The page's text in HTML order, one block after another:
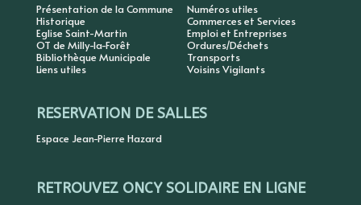
Présentation de la Commune
Historique
Eglise Saint-Martin
OT de Milly-la-Forêt
Bibliothèque Municipale
Liens utiles
Numéros utiles
Commerces et Services
Emploi et Entreprises
Ordures/Déchets
Transports
Voisins Vigilants
RESERVATION DE SALLES
Espace Jean-Pierre Hazard
RETROUVEZ ONCY SOLIDAIRE EN LIGNE